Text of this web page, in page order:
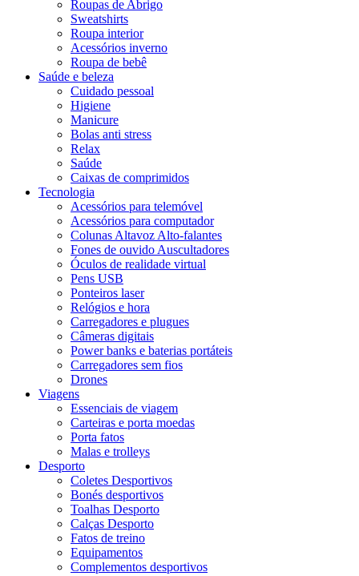
Roupas de Abrigo
Sweatshirts
Roupa interior
Acessórios inverno
Roupa de bebê
Saúde e beleza
Cuidado pessoal
Higiene
Manicure
Bolas anti stress
Relax
Saúde
Caixas de comprimidos
Tecnologia
Acessórios para telemóvel
Acessórios para computador
Colunas Altavoz Alto-falantes
Fones de ouvido Auscultadores
Óculos de realidade virtual
Pens USB
Ponteiros laser
Relógios e hora
Carregadores e plugues
Câmeras digitais
Power banks e baterias portáteis
Carregadores sem fios
Drones
Viagens
Essenciais de viagem
Carteiras e porta moedas
Porta fatos
Malas e trolleys
Desporto
Coletes Desportivos
Bonés desportivos
Toalhas Desporto
Calças Desporto
Fatos de treino
Equipamentos
Complementos desportivos